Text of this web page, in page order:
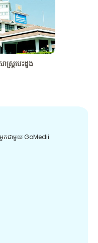
ស្រ្តបេះដូង
នកជាមួយ GoMedii